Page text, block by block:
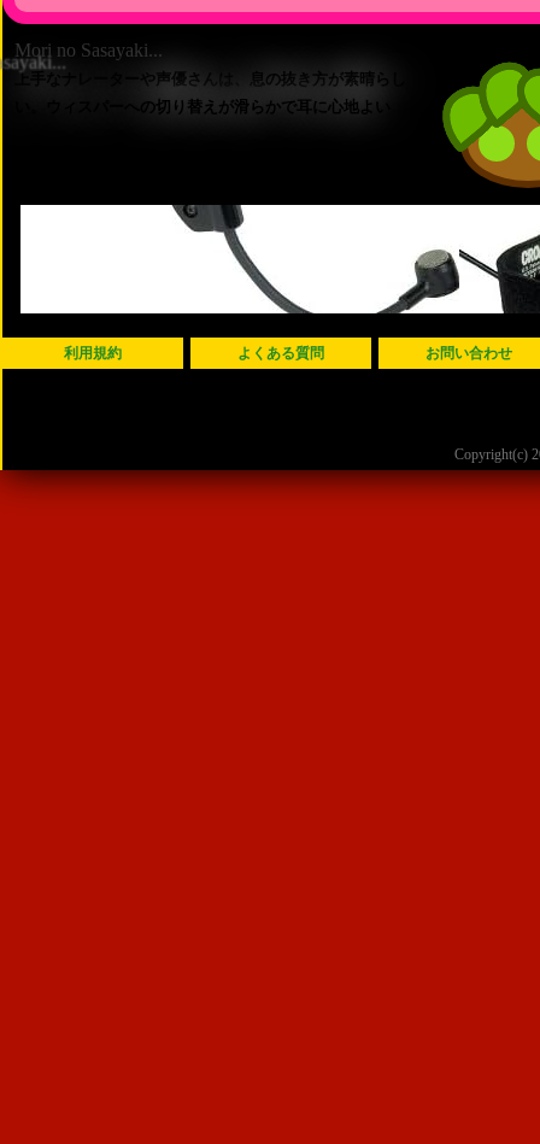
Mori no Sasayaki...
上手なナレーターや声優さんは、息の抜き方が素晴らし
い。ウィスパーへの切り替えが滑らかで耳に心地よい
利用規約 よくある質問 お問い合わせ
Copyright(c)